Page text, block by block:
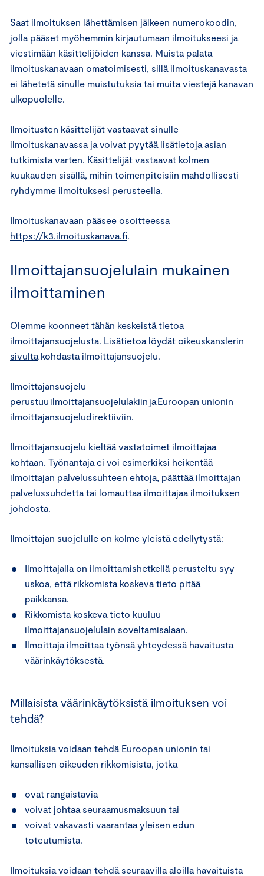
Saat ilmoituksen lähettämisen jälkeen numerokoodin,
jolla pääset myöhemmin kirjautumaan ilmoitukseesi ja
viestimään käsittelijöiden kanssa. Muista palata
ilmoituskanavaan omatoimisesti, sillä ilmoituskanavasta
ei lähetetä sinulle muistutuksia tai muita viestejä kanavan
ulkopuolelle.
Ilmoitusten käsittelijät vastaavat sinulle
ilmoituskanavassa ja voivat pyytää lisätietoja asian
tutkimista varten. Käsittelijät vastaavat kolmen
kuukauden sisällä, mihin toimenpiteisiin mahdollisesti
ryhdymme ilmoituksesi perusteella.
Ilmoituskanavaan pääsee osoitteessa
https://k3.ilmoituskanava.fi.
Ilmoittajansuojelulain mukainen
ilmoittaminen
Olemme koonneet tähän keskeistä tietoa
ilmoittajansuojelusta. Lisätietoa löydät oikeuskanslerin
sivulta kohdasta ilmoittajansuojelu.
Ilmoittajansuojelu
perustuu ilmoittajansuojelulakiin jaEuroopan unionin
ilmoittajansuojeludirektiiviin.
Ilmoittajansuojelu kieltää vastatoimet ilmoittajaa
kohtaan. Työnantaja ei voi esimerkiksi heikentää
ilmoittajan palvelussuhteen ehtoja, päättää ilmoittajan
palvelussuhdetta tai lomauttaa ilmoittajaa ilmoituksen
johdosta.
Ilmoittajan suojelulle on kolme yleistä edellytystä:
Ilmoittajalla on ilmoittamishetkellä perusteltu syy
uskoa, että rikkomista koskeva tieto pitää
paikkansa.
Rikkomista koskeva tieto kuuluu
ilmoittajansuojelulain soveltamisalaan.
Ilmoittaja ilmoittaa työnsä yhteydessä havaitusta
väärinkäytöksestä.
Millaisista väärinkäytöksistä ilmoituksen voi
tehdä?
Ilmoituksia voidaan tehdä Euroopan unionin tai
kansallisen oikeuden rikkomisista, jotka
ovat rangaistavia
voivat johtaa seuraamusmaksuun tai
voivat vakavasti vaarantaa yleisen edun
toteutumista.
Ilmoituksia voidaan tehdä seuraavilla aloilla havaituista